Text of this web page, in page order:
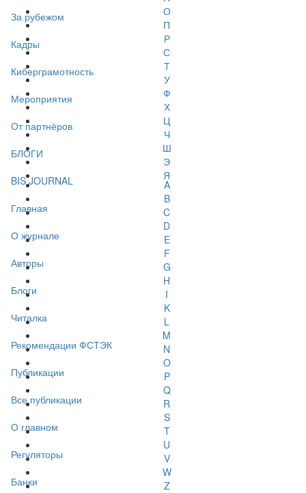
За рубежом
Кадры
Киберграмотность
Мероприятия
От партнёров
БЛОГИ
BIS JOURNAL
Главная
О журнале
Авторы
Блоги
Читалка
Рекомендации ФСТЭК
Публикации
Все публикации
О главном
Регуляторы
Банки
О
П
Р
С
Т
У
Ф
Х
Ц
Ч
Ш
Э
Я
A
B
C
D
E
F
G
H
I
K
L
M
N
O
P
Q
R
S
T
U
V
W
Z